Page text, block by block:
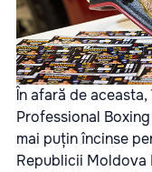
În afară de
Professional
mai puțin încinse
Republicii Moldova